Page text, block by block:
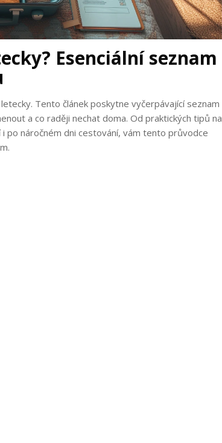
Esenciální seznam
Tento článek poskytne vyčerpávající seznam
a co raději nechat doma. Od praktických tipů na
po náročném dni cestování, vám tento průvodce